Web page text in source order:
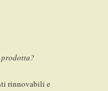
rinnovabili e